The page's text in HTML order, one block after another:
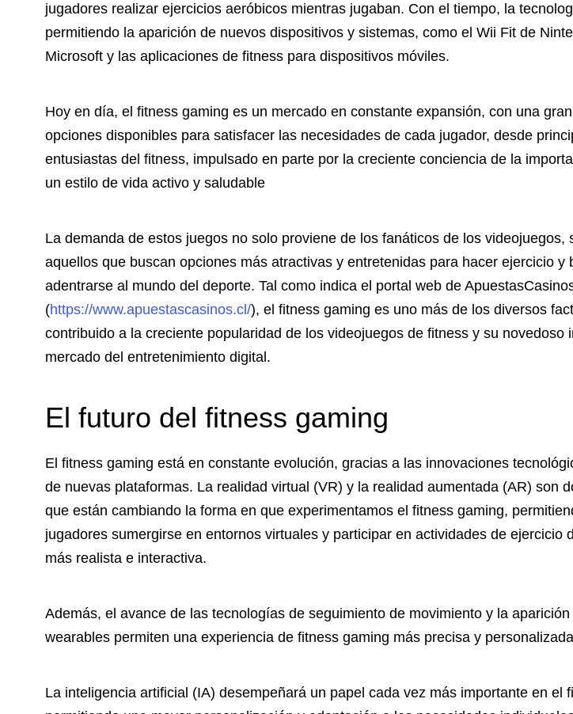
jugadores realizar ejercicios aeróbicos mientras jugaban. Con el tiempo, la
permitiendo la aparición de nuevos dispositivos y sistemas, como el Wii Fit de
Microsoft y las aplicaciones de fitness para dispositivos móviles.
Hoy en día, el fitness gaming es un mercado en constante expansión, con una
opciones disponibles para satisfacer las necesidades de cada jugador, desde
entusiastas del fitness, impulsado en parte por la creciente conciencia de la
un estilo de vida activo y saludable
La demanda de estos juegos no solo proviene de los fanáticos de los videojuegos,
aquellos que buscan opciones más atractivas y entretenidas para hacer ejercicio y
adentrarse al mundo del deporte. Tal como indica el portal web de
(https://www.apuestascasinos.cl/), el fitness gaming es uno más de los diversos
contribuido a la creciente popularidad de los videojuegos de fitness y su novedoso
mercado del entretenimiento digital.
El futuro del fitness gaming
El fitness gaming está en constante evolución, gracias a las innovaciones
de nuevas plataformas. La realidad virtual (VR) y la realidad aumentada (AR) son
que están cambiando la forma en que experimentamos el fitness gaming,
jugadores sumergirse en entornos virtuales y participar en actividades de ejercicio
más realista e interactiva.
Además, el avance de las tecnologías de seguimiento de movimiento y la
wearables permiten una experiencia de fitness gaming más precisa y
La inteligencia artificial (IA) desempeñará un papel cada vez más importante en el